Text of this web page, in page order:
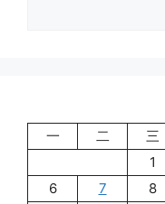
一
二 三
1
6
7 8